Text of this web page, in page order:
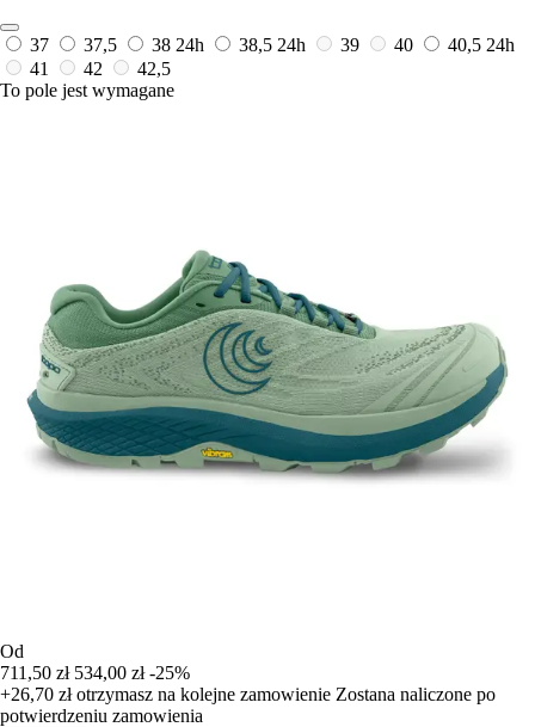
37 37,5 38 24h 38,5 24h 39 40 40,5 24h
41
42
42,5
To pole jest wymagane
Od
711,50 zł 534,00 zł -25%
+26,70 złotrzymasz na kolejne zamowienie Zostana naliczone po
potwierdzeniu zamowienia